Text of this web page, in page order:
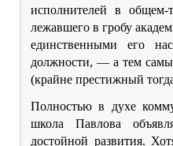
исполнителей в
лежавшего в гробу
единственными его
должности, — а тем
(крайне престижный
Полностью в духе
школа Павлова
достойной развития.